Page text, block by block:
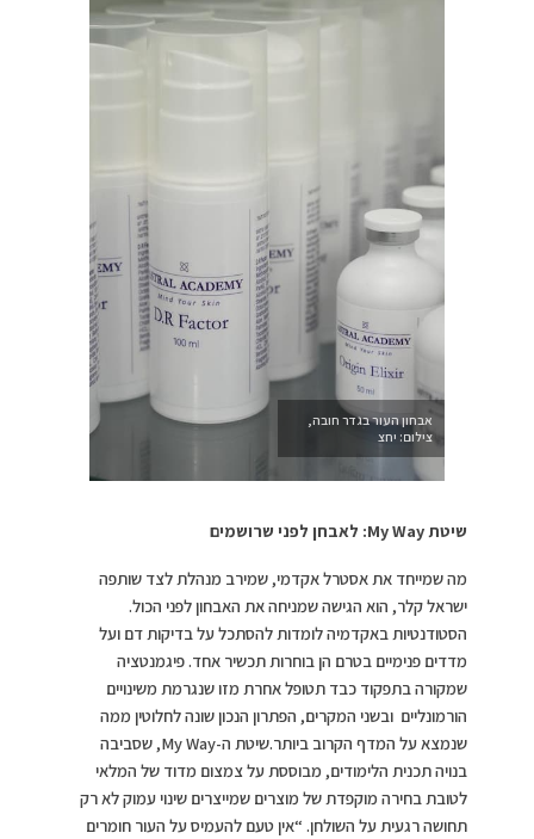
אבחון העור בגדר חובה,
צילום: יחצ
שיטת My Way: לאבחן לפני שרושמים
מה שמייחד את אסטרל אקדמי, שמירב מנהלת לצד שותפה
ישראל קלר, הוא הגישה שמניחה את האבחון לפני הכול.
הסטודנטיות באקדמיה לומדות להסתכל על בדיקות דם ועל
מדדים פנימיים בטרם הן בוחרות תכשיר אחד. פיגמנטציה
שמקורה בתפקוד כבד תטופל אחרת מזו שנגרמת משינויים
הורמונליים ובשני המקרים, הפתרון הנכון שונה לחלוטין ממה
שנמצא על המדף הקרוב ביותר.שיטת ה-My Way, שסביבה
בנויה תכנית הלימודים, מבוססת על צמצום מדוד של המלאי
לטובת בחירה מוקפדת של מוצרים שמייצרים שינוי עמוק לא רק
תחושה רגעית על השולחן. “אין טעם להעמיס על העור חומרים